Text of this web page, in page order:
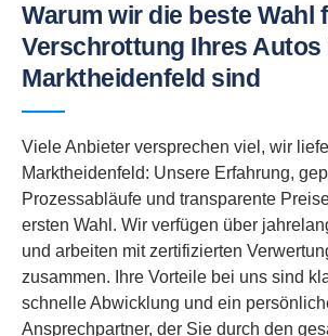
Warum wir die beste Wahl
Verschrottung Ihres Autos
Marktheidenfeld sind
Viele Anbieter versprechen viel, wir
Marktheidenfeld: Unsere Erfahrung,
Prozessabläufe und transparente
ersten Wahl. Wir verfügen über
und arbeiten mit zertifizierten
zusammen. Ihre Vorteile bei uns sind
schnelle Abwicklung und ein
Ansprechpartner, der Sie durch den